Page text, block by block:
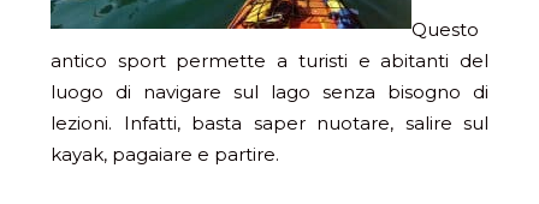
Questo
antico sport permette a turisti e abitanti del
luogo di navigare sul lago senza bisogno di
lezioni. Infatti, basta saper nuotare, salire sul
kayak, pagaiare e partire.